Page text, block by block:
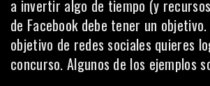
a invertir algo de tiempo (y
de Facebook debe tener un objetivo.
objetivo de redes sociales quieres
concurso. Algunos de los ejemplos